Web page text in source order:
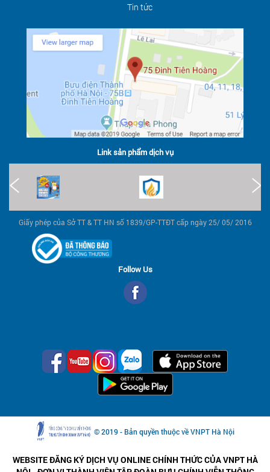
Tin tức
Link sản phẩm dịch vụ
Giấy phép của Sở TT & TT HN số 1839/GP-TTĐT cấp ngày 25/ 05/ 2016
Follow Us
© 2019 - Bản quyền thuộc về VNPT Hà Nội
WEBSITE ĐĂNG KÝ DỊCH VỤ ONLINE CHÍNH THỨC CỦA VNPT HÀ